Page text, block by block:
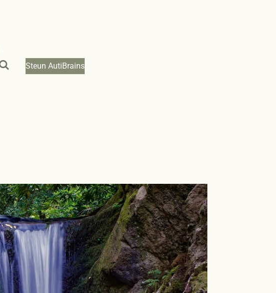
Steun AutiBrains